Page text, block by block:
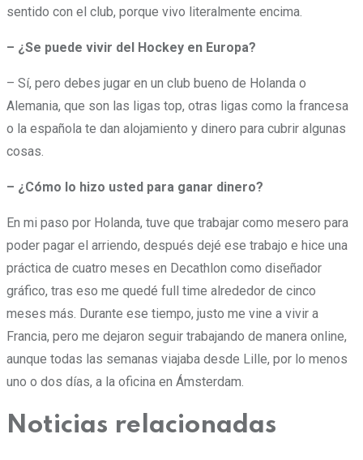
sentido con el club, porque vivo literalmente encima.
– ¿Se puede vivir del Hockey en Europa?
– Sí, pero debes jugar en un club bueno de Holanda o
Alemania, que son las ligas top, otras ligas como la francesa
o la española te dan alojamiento y dinero para cubrir algunas
cosas.
– ¿Cómo lo hizo usted para ganar dinero?
En mi paso por Holanda, tuve que trabajar como mesero para
poder pagar el arriendo, después dejé ese trabajo e hice una
práctica de cuatro meses en Decathlon como diseñador
gráfico, tras eso me quedé full time alrededor de cinco
meses más. Durante ese tiempo, justo me vine a vivir a
Francia, pero me dejaron seguir trabajando de manera online,
aunque todas las semanas viajaba desde Lille, por lo menos
uno o dos días, a la oficina en Ámsterdam.
Noticias relacionadas